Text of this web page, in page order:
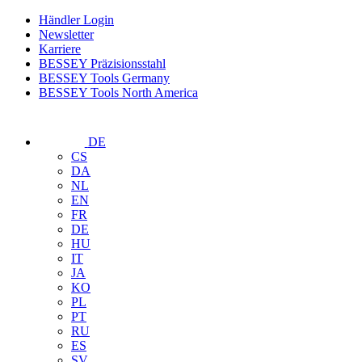
Händler Login
Newsletter
Karriere
BESSEY Präzisionsstahl
BESSEY Tools Germany
BESSEY Tools North America
DE
CS
DA
NL
EN
FR
DE
HU
IT
JA
KO
PL
PT
RU
ES